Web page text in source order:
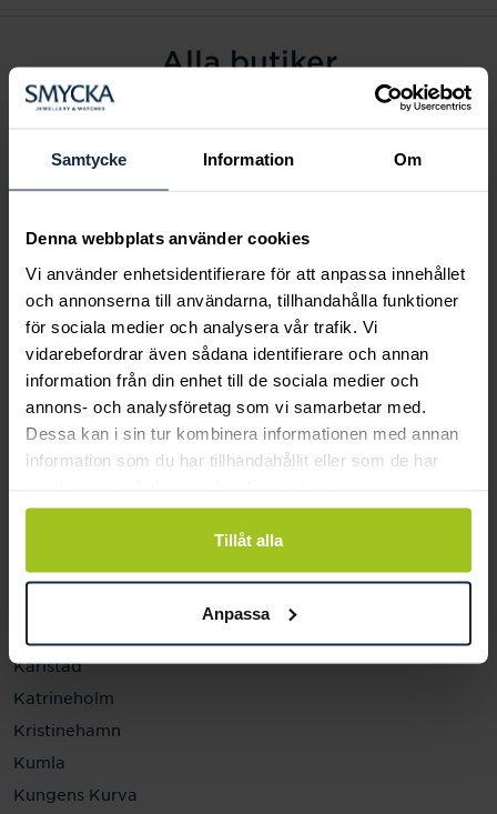
Samtycke Information Om
Denna webbplats använder cookies
Vi använder enhetsidentifierare för att anpassa innehållet
och annonserna till användarna, tillhandahålla funktioner
för sociala medier och analysera vår trafik. Vi
vidarebefordrar även sådana identifierare och annan
information från din enhet till de sociala medier och
annons- och analysföretag som vi samarbetar med.
Dessa kan i sin tur kombinera informationen med annan
information som du har tillhandahållit eller som de har
Tillåt alla
Anpassa
Alla butiker
Alingsås
Arvidsjaur
Eksjö
Fagersta
Farsta
Gävle
Halmstad
Halmstad Hallarna
Haninge
Helsingborg
Jönköping
Karlstad
Katrineholm
Kristinehamn
Kumla
Kungens Kurva